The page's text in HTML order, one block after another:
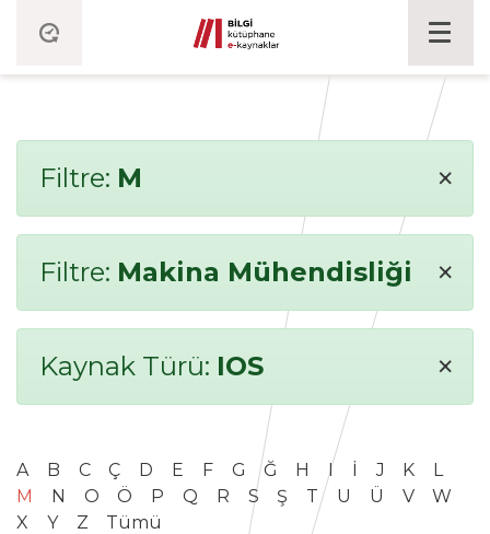
Filtre: M ×
Filtre: Makina Mühendisliği ×
Kaynak Türü: IOS ×
A B C Ç D E F G Ğ H I İ J K
L
M
N O Ö P Q R S Ş T U Ü V
W
X
Y Z Tümü